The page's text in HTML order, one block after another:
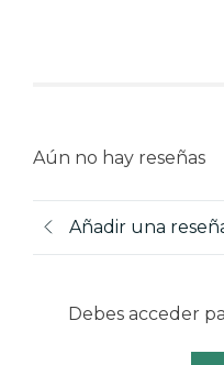
Aún no hay reseñas
Añadir una
Debes acceder